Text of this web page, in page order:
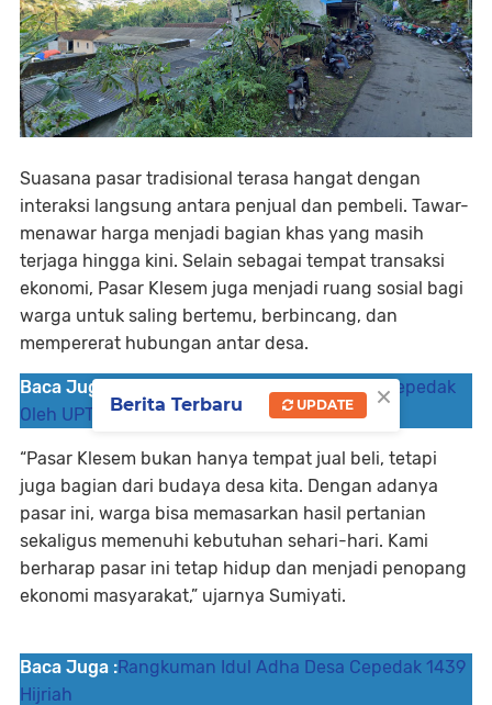
Suasana pasar tradisional terasa hangat dengan
interaksi langsung antara penjual dan pembeli. Tawar-
menawar harga menjadi bagian khas yang masih
terjaga hingga kini. Selain sebagai tempat transaksi
ekonomi, Pasar Klesem juga menjadi ruang sosial bagi
warga untuk saling bertemu, berbincang, dan
mempererat hubungan antar desa.
Baca Juga :
Survey Bahu Jalan Ruas Bruno-Cepedak
Oleh UPT Kemiri 2018
“Pasar Klesem bukan hanya tempat jual beli, tetapi
juga bagian dari budaya desa kita. Dengan adanya
pasar ini, warga bisa memasarkan hasil pertanian
sekaligus memenuhi kebutuhan sehari-hari. Kami
berharap pasar ini tetap hidup dan menjadi penopang
ekonomi masyarakat,” ujarnya Sumiyati.
Baca Juga :Rangkuman Idul Adha Desa Cepedak 1439
Hijriah
×
Berita Terbaru UPDATE